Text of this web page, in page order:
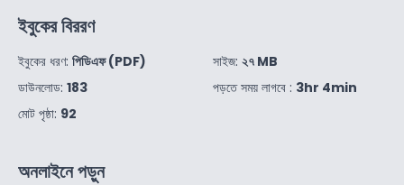
ইবুকের বিররণ
ইবুকের ধরণ: পিডিএফ (PDF)
ডাউনলোড: 183
মোট পৃষ্ঠা: 92
সাইজ: ২৭ MB
পড়তে সময় লাগবে : 3hr 4min
অনলাইনে পড়ুন